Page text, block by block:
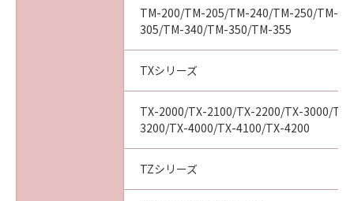
お客様は、日本国政府または関連する外国政府
より必要な認可等を得ることなしに「本ソフト
ウエア」の全部または一部を、直接または間接
(1) 本契約は、お客様が「本ソフトウエア」を
インストールされた時点で発効し、下記(2)また
は(3)により終了されるまで有効に存続します。
(2) お客様は、「本ソフトウエア」及びその複
TM-200/TM-205/TM-240/TM-250/TM-
305/TM-340/TM-350/TM-355
TXシリーズ
TX-2000/TX-2100/TX-2200/TX-3000/
3200/TX-4000/TX-4100/TX-4200
TZシリーズ